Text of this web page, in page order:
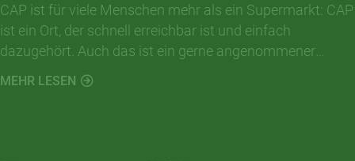
CAP ist für viele Menschen mehr als ein Supermarkt: CAP
ist ein Ort, der schnell erreichbar ist und einfach
dazugehört. Auch das ist ein gerne angenommener
Arbeitsauftrag und dies trotz aktuell schwieriger
Verkehrssituation vor unserem Ladenlokal.
MEHR LESEN